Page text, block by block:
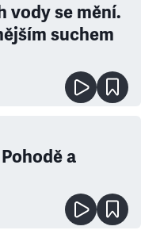
vody se mění.
suchem
a